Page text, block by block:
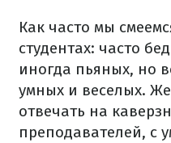
Как часто мы
студентах: часто
иногда пьяных, но
умных и веселых.
отвечать на
преподавателей, с